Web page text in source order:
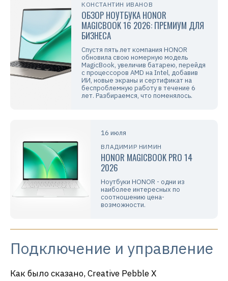
КОНСТАНТИН ИВАНОВ
ОБЗОР НОУТБУКА HONOR
MAGICBOOK 16 2026: ПРЕМИУМ ДЛЯ
БИЗНЕСА
Спустя пять лет компания HONOR
обновила свою номерную модель
MagicBook, увеличив батарею, перейдя
с процессоров AMD на Intel, добавив
ИИ, новые экраны и сертификат на
беспроблемную работу в течение 6
лет. Разбираемся, что поменялось.
16 июля
ВЛАДИМИР НИМИН
HONOR MAGICBOOK PRO 14
2026
Ноутбуки HONOR - одни из
наиболее интересных по
соотношению цена-
возможности.
Подключение и управление
Как было сказано, Creative Pebble X